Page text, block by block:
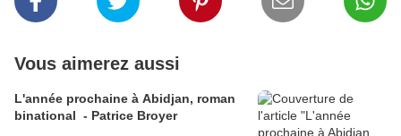
Vous aimerez aussi
L'année prochaine à Abidjan, roman
binational - Patrice Broyer